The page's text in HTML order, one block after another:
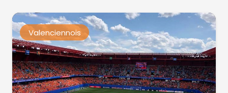
Valenciennois